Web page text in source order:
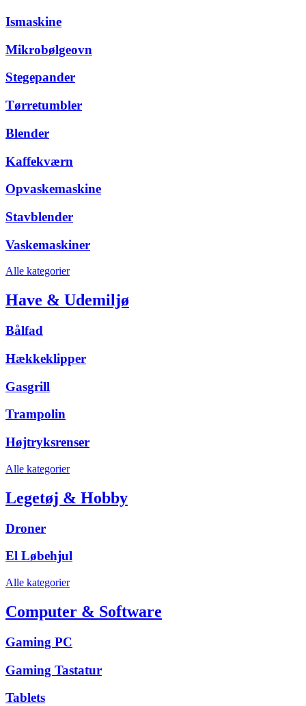
Ismaskine
Mikrobølgeovn
Stegepander
Tørretumbler
Blender
Kaffekværn
Opvaskemaskine
Stavblender
Vaskemaskiner
Alle kategorier
Have & Udemiljø
Bålfad
Hækkeklipper
Gasgrill
Trampolin
Højtryksrenser
Alle kategorier
Legetøj & Hobby
Droner
El Løbehjul
Alle kategorier
Computer & Software
Gaming PC
Gaming Tastatur
Tablets